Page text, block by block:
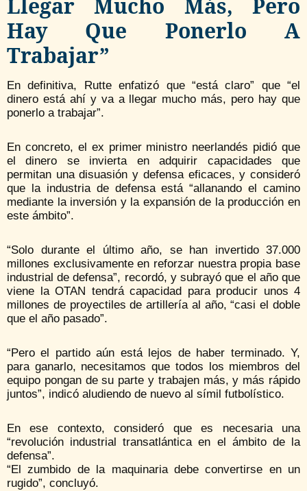
Llegar Mucho Más, Pero
Hay Que Ponerlo A
Trabajar”
En definitiva, Rutte enfatizó que “está claro” que “el
dinero está ahí y va a llegar mucho más, pero hay que
ponerlo a trabajar”.
En concreto, el ex primer ministro neerlandés pidió que
el dinero se invierta en adquirir capacidades que
permitan una disuasión y defensa eficaces, y consideró
que la industria de defensa está “allanando el camino
mediante la inversión y la expansión de la producción en
este ámbito”.
“Solo durante el último año, se han invertido 37.000
millones exclusivamente en reforzar nuestra propia base
industrial de defensa”, recordó, y subrayó que el año que
viene la OTAN tendrá capacidad para producir unos 4
millones de proyectiles de artillería al año, “casi el doble
que el año pasado”.
“Pero el partido aún está lejos de haber terminado. Y,
para ganarlo, necesitamos que todos los miembros del
equipo pongan de su parte y trabajen más, y más rápido
juntos”, indicó aludiendo de nuevo al símil futbolístico.
En ese contexto, consideró que es necesaria una
“revolución industrial transatlántica en el ámbito de la
defensa”.
“El zumbido de la maquinaria debe convertirse en un
rugido”, concluyó.